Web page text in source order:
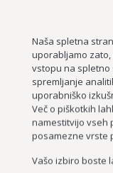
PROJEKT
Naša spletna
uporabljamo zato,
vstopu na spletno
spremljanje
uporabniško
Več o piškotkih
namestitvijo vseh
posamezne vrste
Vašo izbiro boste